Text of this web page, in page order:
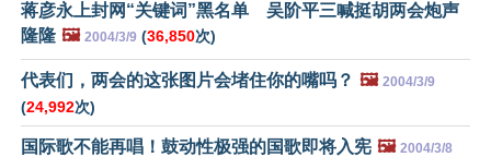
蒋彦永上封网“关键词”黑名单 吴阶平三喊挺胡两会炮声
隆隆 🖼️ 2004/3/9 (36,850次)
代表们，两会的这张图片会堵住你的嘴吗？ 🖼️ 2004/3/9
(24,992次)
国际歌不能再唱！鼓动性极强的国歌即将入宪 🖼️ 2004/3/8